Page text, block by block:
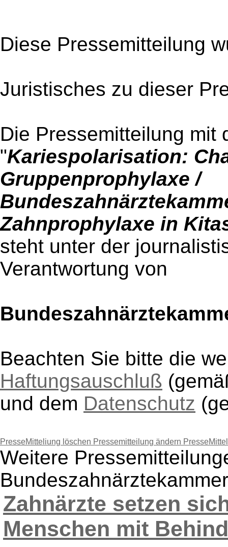
Diese Pressemitteilung
Juristisches zu dieser
Die Pressemitteilung mit
"Kariespolarisation:
Gruppenprophylaxe /
Zahnprophylaxe in
steht unter der
Verantwortung von
Beachten Sie bitte die
Haftungsauschluß
und dem Datenschutz
PresseMitteliung löschen Pressemitteilung ändern
Weitere
Bundeszahnärztekammer
Zahnärzte setzen
Menschen mit